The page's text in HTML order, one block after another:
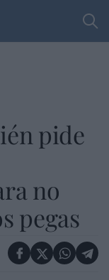
pide
no
pegas